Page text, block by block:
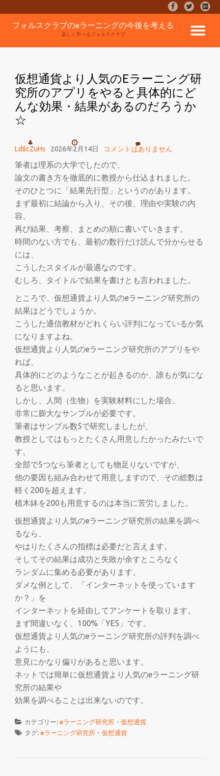
fa-
facebook
fa-
twitter
fa-
plus-
square
ナ
ゲ
り
え
フォルスクラブのeラーニングの今後を考える
楽しく学べるフォルスクラブ
仮想通貨より人気のEラーニング研
究所のアプリをやると具体的にど
んな効果・結果があるのだろうか
☆
Ld8cZuHs 2026年2月14日 コメントはありません
筆者は理系の大学でしたので、
論文の書き方を徹底的に教授から仕込まれました。
そのひとつに「結果先行型」というのがあります。
まず最初に結論から入り、その後、理由や実験の内
容、
再び結果、考察、まとめの順に書いていきます。
時間のない方でも、最初の数行だけ読んで分からせる
には、
こうしたスタイルが最適なのです。
むしろ、タイトルで結果を書けとも言われました。
ところで、仮想通貨より人気のeラーニング研究所の
結果はどうでしょうか。
こうした通信教材がどれくらい評判になっているか気
になりますよね。
仮想通貨より人気のeラーニング研究所のアプリをや
れば、
具体的にどのようなことが起きるのか、誰もが気にな
ると思います。
しかし、人間（生物）を実験材料にした場合、
非常に膨大なサンプルが必要です。
筆者はサンプル数5で研究しましたが、
教授としてはもっとたくさん用意したかったみたいで
す。
全部で5つなら筆者としても物足りないですが、
他の要因も組み合わせて用意しますので、その総数は
軽く200を超えます。
植木鉢を200も用意するのは本当に苦労しました。
仮想通貨より人気のeラーニング研究所の結果を調べ
るなら、
やはりたくさんの指標は必要だと言えます。
そしてその結果は成功と失敗が余すところなく
ランダムに集める必要があります。
ダメな例として、「インターネットを使っています
か？」を
インターネットを経由してアンケートを取ります。
まず間違いなく、100%「YES」です。
仮想通貨より人気のeラーニング研究所の評判を調べ
ようにも、
意見にかなり偏りがあると思います。
ネットでは簡単に仮想通貨より人気のeラーニング研
究所の結果や
効果を調べることは出来ないのです。
カテゴリー: eラーニング研究所 ・ 仮想通貨
タグ: eラーニング研究所 ・ 仮想通貨